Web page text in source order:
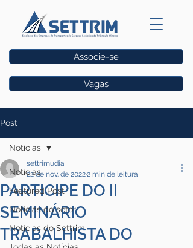
Associe-se
Vagas
Post
Notícias
Featured Post
Notícias do setor
Notícias do Settrim
Notícias
PARTICIPE DO II
SEMINÁRIO
TRABALHISTA DO
settrimudia
22 de nov. de 20222 min de leitura